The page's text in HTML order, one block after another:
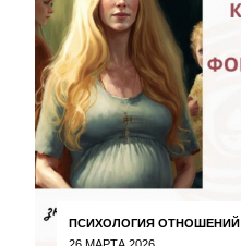
ПСИХОЛОГИЯ ОТНОШЕНИЙ
26 МАРТА 2026